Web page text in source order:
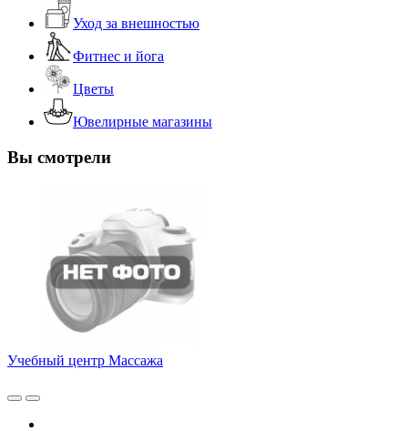
Уход за внешностью
Фитнес и йога
Цветы
Ювелирные магазины
Вы смотрели
Учебный центр Массажа